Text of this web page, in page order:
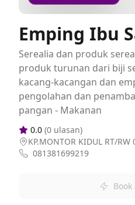
Emping Ibu
Serealia dan produk
produk turunan dari biji
kacang-kacangan dan
pengolahan dan
pangan - Makanan
0.0 (0 ulasan)
KP.MONTOR KIDUL RT/
081381699219
Book